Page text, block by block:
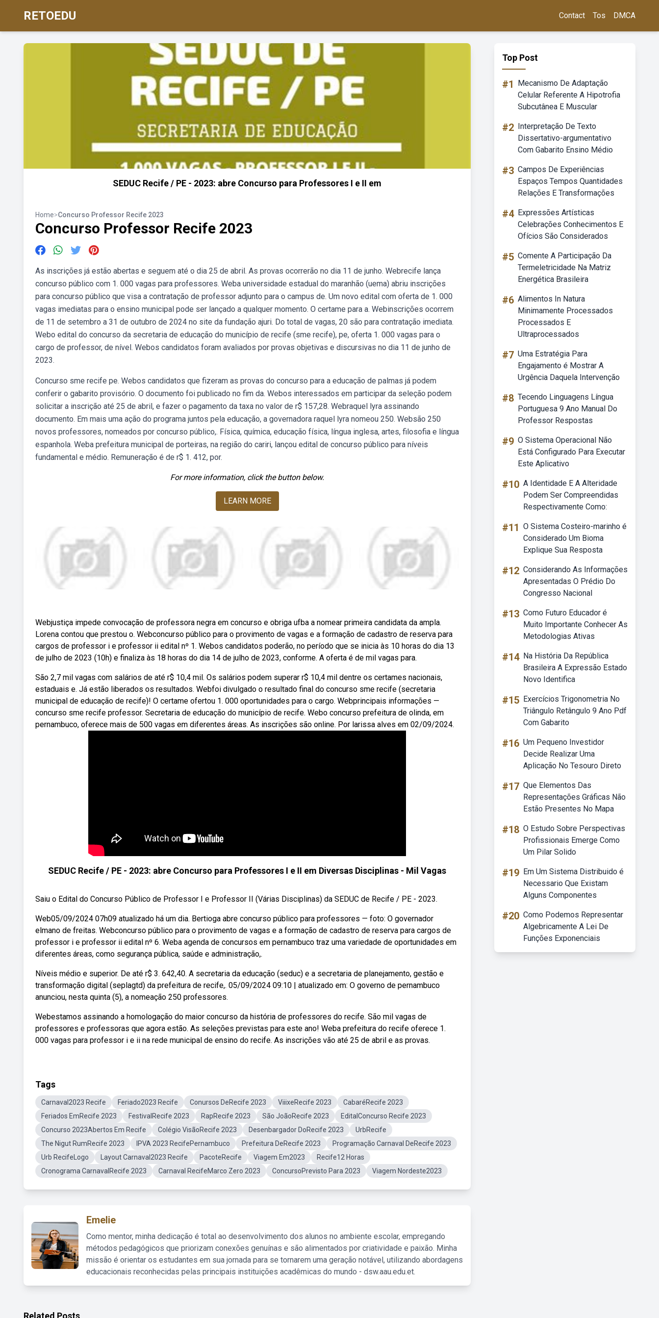
RETOEDU Contact Tos DMCA
SEDUC Recife / PE - 2023: abre Concurso para Professores I e II em
Home>Concurso Professor Recife 2023
Concurso Professor Recife 2023
As inscrições já estão abertas e seguem até o dia 25 de abril. As provas ocorrerão no dia 11 de junho. Webrecife lança
concurso público com 1. 000 vagas para professores. Weba universidade estadual do maranhão (uema) abriu inscrições
para concurso público que visa a contratação de professor adjunto para o campus de. Um novo edital com oferta de 1. 000
vagas imediatas para o ensino municipal pode ser lançado a qualquer momento. O certame para a. Webinscrições ocorrem
de 11 de setembro a 31 de outubro de 2024 no site da fundação ajuri. Do total de vagas, 20 são para contratação imediata.
Webo edital do concurso da secretaria de educação do município de recife (sme recife), pe, oferta 1. 000 vagas para o
cargo de professor, de nível. Webos candidatos foram avaliados por provas objetivas e discursivas no dia 11 de junho de
2023.
Concurso sme recife pe. Webos candidatos que fizeram as provas do concurso para a educação de palmas já podem
conferir o gabarito provisório. O documento foi publicado no fim da. Webos interessados em participar da seleção podem
solicitar a inscrição até 25 de abril, e fazer o pagamento da taxa no valor de r$ 157,28. Webraquel lyra assinando
documento. Em mais uma ação do programa juntos pela educação, a governadora raquel lyra nomeou 250. Websão 250
novos professores, nomeados por concurso público,. Física, química, educação física, língua inglesa, artes, filosofia e língua
espanhola. Weba prefeitura municipal de porteiras, na região do cariri, lançou edital de concurso público para níveis
fundamental e médio. Remuneração é de r$ 1. 412, por.
For more information, click the button below.
LEARN MORE
Webjustiça impede convocação de professora negra em concurso e obriga ufba a nomear primeira candidata da ampla.
Lorena contou que prestou o. Webconcurso público para o provimento de vagas e a formação de cadastro de reserva para
cargos de professor i e professor ii edital nº 1. Webos candidatos poderão, no período que se inicia às 10 horas do dia 13
de julho de 2023 (10h) e finaliza às 18 horas do dia 14 de julho de 2023, conforme. A oferta é de mil vagas para.
São 2,7 mil vagas com salários de até r$ 10,4 mil. Os salários podem superar r$ 10,4 mil dentre os certames nacionais,
estaduais e. Já estão liberados os resultados. Webfoi divulgado o resultado final do concurso sme recife (secretaria
municipal de educação de recife)! O certame ofertou 1. 000 oportunidades para o cargo. Webprincipais informações —
concurso sme recife professor. Secretaria de educação do município de recife. Webo concurso prefeitura de olinda, em
pernambuco, oferece mais de 500 vagas em diferentes áreas. As inscrições são online. Por larissa alves em 02/09/2024.
SEDUC Recife / PE - 2023: abre Concurso para Professores I e II em Diversas Disciplinas - Mil Vagas
Saiu o Edital do Concurso Público de Professor I e Professor II (Várias Disciplinas) da SEDUC de Recife / PE - 2023.
Web05/09/2024 07h09 atualizado há um dia. Bertioga abre concurso público para professores — foto: O governador
elmano de freitas. Webconcurso público para o provimento de vagas e a formação de cadastro de reserva para cargos de
professor i e professor ii edital nº 6. Weba agenda de concursos em pernambuco traz uma variedade de oportunidades em
diferentes áreas, como segurança pública, saúde e administração,.
Níveis médio e superior. De até r$ 3. 642,40. A secretaria da educação (seduc) e a secretaria de planejamento, gestão e
transformação digital (seplagtd) da prefeitura de recife,. 05/09/2024 09:10 | atualizado em: O governo de pernambuco
anunciou, nesta quinta (5), a nomeação 250 professores.
Webestamos assinando a homologação do maior concurso da história de professores do recife. São mil vagas de
professores e professoras que agora estão. As seleções previstas para este ano! Weba prefeitura do recife oferece 1.
000 vagas para professor i e ii na rede municipal de ensino do recife. As inscrições vão até 25 de abril e as provas.
Tags
Carnaval2023 Recife Feriado2023 Recife Conursos DeRecife 2023 ViiixeRecife 2023
CabaréRecife 2023
Feriados EmRecife 2023
FestivalRecife 2023 RapRecife 2023 São JoãoRecife 2023
EditalConcurso Recife 2023
Concurso 2023Abertos Em Recife
Colégio VisãoRecife 2023 Desenbargador DoRecife 2023
UrbRecife
The Nigut RumRecife 2023
IPVA 2023 RecifePernambuco Prefeitura DeRecife 2023
Programação Carnaval DeRecife 2023
Urb RecifeLogo
Layout Carnaval2023 Recife PacoteRecife Viagem Em2023
Recife12 Horas
Cronograma CarnavalRecife 2023
Carnaval RecifeMarco Zero 2023 ConcursoPrevisto Para 2023 Viagem Nordeste2023
Emelie
Como mentor, minha dedicação é total ao desenvolvimento dos alunos no ambiente escolar, empregando
métodos pedagógicos que priorizam conexões genuínas e são alimentados por criatividade e paixão. Minha
missão é orientar os estudantes em sua jornada para se tornarem uma geração notável, utilizando abordagens
educacionais reconhecidas pelas principais instituições acadêmicas do mundo - dsw.aau.edu.et.
Top Post
#1
Mecanismo De Adaptação
Celular Referente A Hipotrofia
Subcutânea E Muscular
#2 Interpretação De Texto
Dissertativo-argumentativo
Com Gabarito Ensino Médio
#3 Campos De Experiências
Espaços Tempos Quantidades
Relações E Transformações
#4 Expressões Artísticas
Celebrações Conhecimentos E
Ofícios São Considerados
#5 Comente A Participação Da
Termeletricidade Na Matriz
Energética Brasileira
#6 Alimentos In Natura
Minimamente Processados
Processados E
Ultraprocessados
#7 Uma Estratégia Para
Engajamento é Mostrar A
Urgência Daquela Intervenção
#8 Tecendo Linguagens Língua
Portuguesa 9 Ano Manual Do
Professor Respostas
#9 O Sistema Operacional Não
Está Configurado Para Executar
Este Aplicativo
#10 A Identidade E A Alteridade
Podem Ser Compreendidas
Respectivamente Como:
#11 O Sistema Costeiro-marinho é
Considerado Um Bioma
Explique Sua Resposta
#12 Considerando As Informações
Apresentadas O Prédio Do
Congresso Nacional
#13 Como Futuro Educador é
Muito Importante Conhecer As
Metodologias Ativas
#14 Na História Da República
Brasileira A Expressão Estado
Novo Identifica
#15 Exercícios Trigonometria No
Triângulo Retângulo 9 Ano Pdf
Com Gabarito
#16 Um Pequeno Investidor
Decide Realizar Uma
Aplicação No Tesouro Direto
#17 Que Elementos Das
Representações Gráficas Não
Estão Presentes No Mapa
#18 O Estudo Sobre Perspectivas
Profissionais Emerge Como
Um Pilar Solido
#19 Em Um Sistema Distribuido é
Necessario Que Existam
Alguns Componentes
#20 Como Podemos Representar
Algebricamente A Lei De
Funções Exponenciais
Related Posts